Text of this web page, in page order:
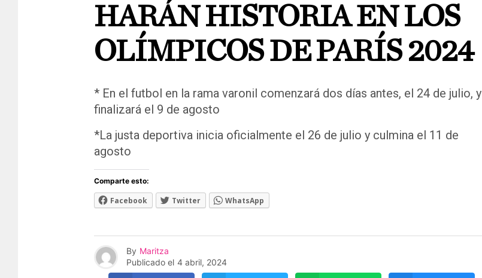
HARÁN HISTORIA EN LOS
OLÍMPICOS DE PARÍS 2024
* En el futbol en la rama varonil comenzará dos días antes, el 24 de julio, y
finalizará el 9 de agosto
*La justa deportiva inicia oficialmente el 26 de julio y culmina el 11 de
agosto
Comparte esto:
Facebook Twitter WhatsApp
By Maritza
Publicado el 4 abril, 2024